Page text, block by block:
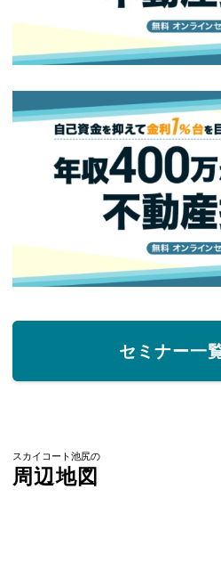
セミナー一
スカイコート池尻の
周辺地図